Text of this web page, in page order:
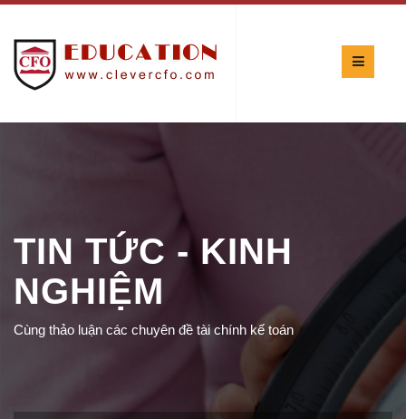
TIN TỨC - KINH
NGHIỆM
Cùng thảo luận các chuyên đề tài chính kế toán